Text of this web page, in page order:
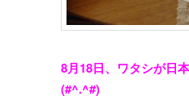
8月18日、ワタシが日
(#^.^#)